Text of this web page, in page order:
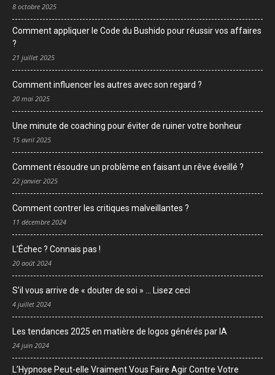
8 octobre 2025
Comment appliquer le Code du Bushido pour réussir vos affaires
?
21 juillet 2025
Comment influencer les autres avec son regard ?
20 mai 2025
Une minute de coaching pour éviter de ruiner votre bonheur
15 avril 2025
Comment résoudre un problème en faisant un rêve éveillé ?
22 janvier 2025
Comment contrer les critiques malveillantes ?
11 décembre 2024
L’Échec ? Connais pas !
20 août 2024
S’il vous arrive de « douter de soi » … Lisez ceci
4 juillet 2024
Les tendances 2025 en matière de logos générés par IA
24 juin 2024
L’Hypnose Peut-elle Vraiment Vous Faire Agir Contre Votre